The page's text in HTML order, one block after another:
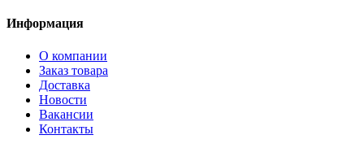
Информация
О компании
Заказ товара
Доставка
Новости
Вакансии
Контакты